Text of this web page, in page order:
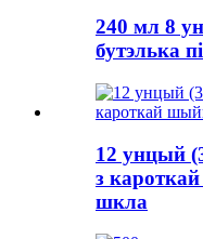
240 мл 8
бутэлька
12 унцый
з
шкла